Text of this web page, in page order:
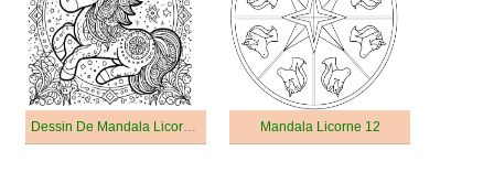
Dessin De Mandala Licorne Imprimable Mandala Licorne 12